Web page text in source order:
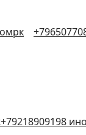
+79218909198